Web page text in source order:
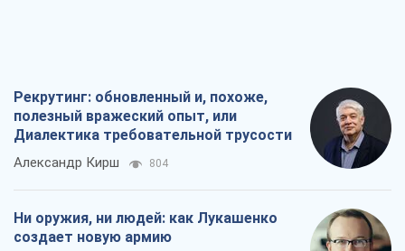
Рекрутинг: обновленный и, похоже,
полезный вражеский опыт, или
Диалектика требовательной трусости
Александр Кирш 804
Ни оружия, ни людей: как Лукашенко
создает новую армию